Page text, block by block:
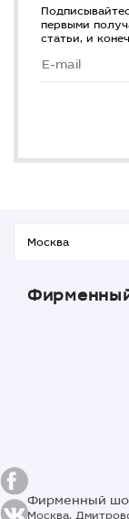
первыми
статьи, и
Фирменный
Москва,